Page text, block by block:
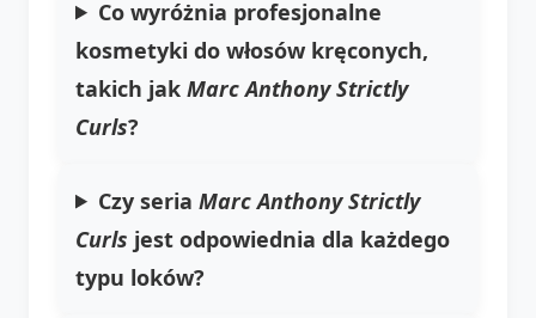
Co wyróżnia profesjonalne
kosmetyki do włosów kręconych,
takich jak Marc Anthony Strictly
Curls?
Czy seriaMarc Anthony Strictly
Curls jest odpowiednia dla każdego
typu loków?